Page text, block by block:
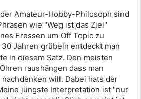
Amateur-Hobby-Philosoph sind
wie "Weg ist das Ziel"
Fressen um Off Topic zu
Jahren grübeln entdeckt man
in diesem Satz. Den meisten
raushängen dass man
will. Dabei hats der
jüngste Interpretation ist "nur